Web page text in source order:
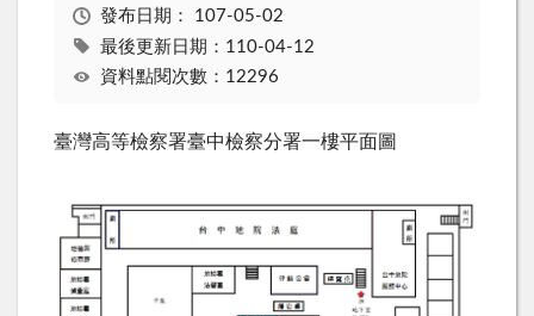
發布日期： 107-05-02
最後更新日期：110-04-12
資料點閱次數：12296
臺灣高等檢察署臺中檢察分署一樓平面圖